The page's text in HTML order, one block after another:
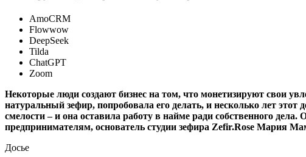
AmoCRM
Flowwow
DeepSeek
Tilda
ChatGPT
Zoom
Некоторые люди создают бизнес на том, что монетизируют свои
натуральный зефир, попробовала его делать, и несколько лет
смелости – и она оставила работу в найме ради собственного
предпринимателям, основатель студии зефира Zefir.Rose Мария
Досье